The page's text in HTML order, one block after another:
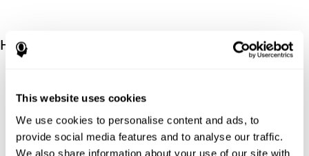
This website uses cookies
We use cookies to personalise content and ads, to
provide social media features and to analyse our traffic.
We also share information about your use of our site with
Научные источники
Corporation.
Korkman, M., Kirk, U., & Kemp, S (1998). Manual for the
NEPSY. San Antonio, TX: Psychological corporation.